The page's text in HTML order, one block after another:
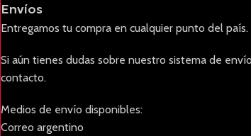
Envíos
Entregamos tu compra en cualquier punto del país.
Si aún tienes dudas sobre nuestro sistema de
contacto.
Medios de envío disponibles:
Correo argentino